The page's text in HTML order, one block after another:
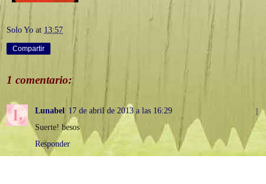
Solo Yo at 13:57
Compartir
1 comentario:
Lunabel 17 de abril de 2013 a las 16:29
Suerte! besos
Responder